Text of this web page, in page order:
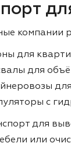
компании
для
для
с
для
или